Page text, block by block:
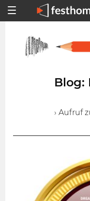
Blog:
› Aufruf